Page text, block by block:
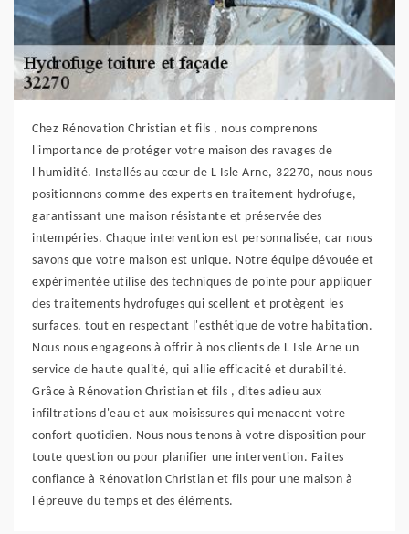
Chez Rénovation Christian et fils , nous comprenons
l'importance de protéger votre maison des ravages de
l'humidité. Installés au cœur de L Isle Arne, 32270, nous nous
positionnons comme des experts en traitement hydrofuge,
garantissant une maison résistante et préservée des
intempéries. Chaque intervention est personnalisée, car nous
savons que votre maison est unique. Notre équipe dévouée et
expérimentée utilise des techniques de pointe pour appliquer
des traitements hydrofuges qui scellent et protègent les
surfaces, tout en respectant l'esthétique de votre habitation.
Nous nous engageons à offrir à nos clients de L Isle Arne un
service de haute qualité, qui allie efficacité et durabilité.
Grâce à Rénovation Christian et fils , dites adieu aux
infiltrations d'eau et aux moisissures qui menacent votre
confort quotidien. Nous nous tenons à votre disposition pour
toute question ou pour planifier une intervention. Faites
confiance à Rénovation Christian et fils pour une maison à
l'épreuve du temps et des éléments.